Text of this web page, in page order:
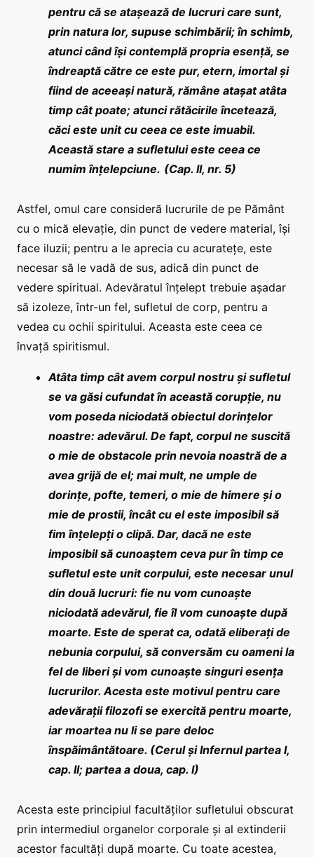
pentru că se atașează de lucruri care sunt,
prin natura lor, supuse schimbării; în schimb,
atunci când își contemplă propria esență, se
îndreaptă către ce este pur, etern, imortal și
fiind de aceeași natură, rămâne atașat atâta
timp cât poate; atunci rătăcirile încetează,
căci este unit cu ceea ce este imuabil.
Această stare a sufletului este ceea ce
numim înțelepciune. (Cap. II, nr. 5)
Astfel, omul care consideră lucrurile de pe Pământ
cu o mică elevație, din punct de vedere material, își
face iluzii; pentru a le aprecia cu acuratețe, este
necesar să le vadă de sus, adică din punct de
vedere spiritual. Adevăratul înțelept trebuie așadar
să izoleze, într-un fel, sufletul de corp, pentru a
vedea cu ochii spiritului. Aceasta este ceea ce
învață spiritismul.
Atâta timp cât avem corpul nostru și sufletul
se va găsi cufundat în această corupție, nu
vom poseda niciodată obiectul dorințelor
noastre: adevărul. De fapt, corpul ne suscită
o mie de obstacole prin nevoia noastră de a
avea grijă de el; mai mult, ne umple de
dorințe, pofte, temeri, o mie de himere și o
mie de prostii, încât cu el este imposibil să
fim înțelepți o clipă. Dar, dacă ne este
imposibil să cunoaștem ceva pur în timp ce
sufletul este unit corpului, este necesar unul
din două lucruri: fie nu vom cunoaște
niciodată adevărul, fie îl vom cunoaște după
moarte. Este de sperat ca, odată eliberați de
nebunia corpului, să conversăm cu oameni la
fel de liberi și vom cunoaște singuri esența
lucrurilor. Acesta este motivul pentru care
adevărații filozofi se exercită pentru moarte,
iar moartea nu li se pare deloc
înspăimântătoare. (Cerul și Infernul partea I,
cap. II; partea a doua, cap. I)
Acesta este principiul facultăților sufletului obscurat
prin intermediul organelor corporale și al extinderii
acestor facultăți după moarte. Cu toate acestea,